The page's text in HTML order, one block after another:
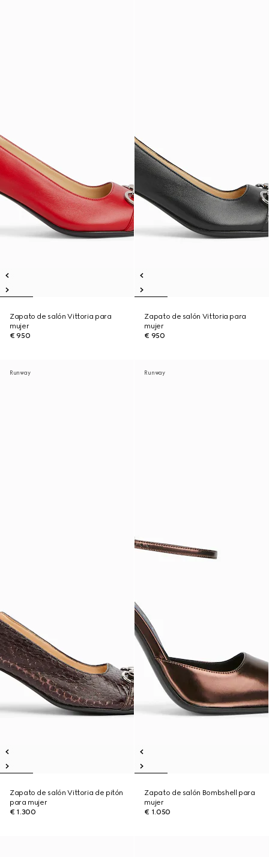
Zapato de salón Vittoria para
mujer
€ 950
Zapato de salón Vittoria para
mujer
€ 950
Runway
Zapato de salón Vittoria de pitón
para mujer
€ 1.300
Runway
Zapato de salón Bombshell para
mujer
€ 1.050